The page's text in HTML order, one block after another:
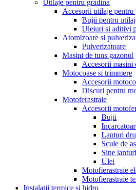
Utilaje pentru gradina
Accesorii utilaje pentru
Bujii pentru
Uleiuri si aditivi
Atomizoare si
Pulverizatoare
Masini de tuns gazonul
Accesorii masini
Motocoase si trimmere
Accesorii
Discuri pentru
Motoferastraie
Accesorii
Bujii
Lanturi
Scule de
Sine lanturi
Ulei
Motofierastraie
Motofierastraie
Instalatii termice si hidro